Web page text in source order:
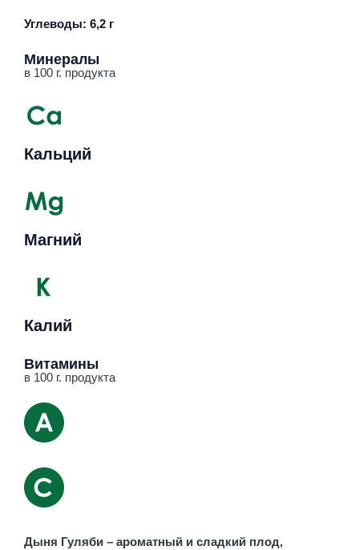
Углеводы: 6,2 г
Минералы
в 100 г. продукта
Кальций
Магний
Калий
Витамины
в 100 г. продукта
Дыня Гуляби – ароматный и сладкий плод,